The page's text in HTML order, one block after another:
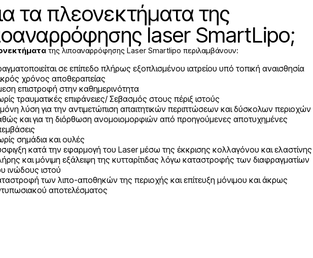
τα πλεονεκτήματα της
laser SmartLipo;
της λιποαναρρόφησης Laser Smartlipo περιλαμβάνουν:
σε επίπεδο πλήρως εξοπλισμένου ιατρείου υπό τοπική αναισθησία
χρόνος αποθεραπείας
επιστροφή στην καθημερινότητα
τραυματικές επιφάνειες/ Σεβασμός στους πέριξ ιστούς
λύση για την αντιμετώπιση απαιτητικών περιπτώσεων και δύσκολων περιοχών
και για τη διόρθωση ανομοιομορφιών από προηγούμενες αποτυχημένες
σημάδια και ουλές
κατά την εφαρμογή του Laser μέσω της έκκρισης κολλαγόνου και ελαστίνης
και μόνιμη εξάλειψη της κυτταρίτιδας λόγω καταστροφής των διαφραγματίων
ινώδους ιστού
των λιπο-αποθηκών της περιοχής και επίτευξη μόνιμου και άκρως
αποτελέσματος